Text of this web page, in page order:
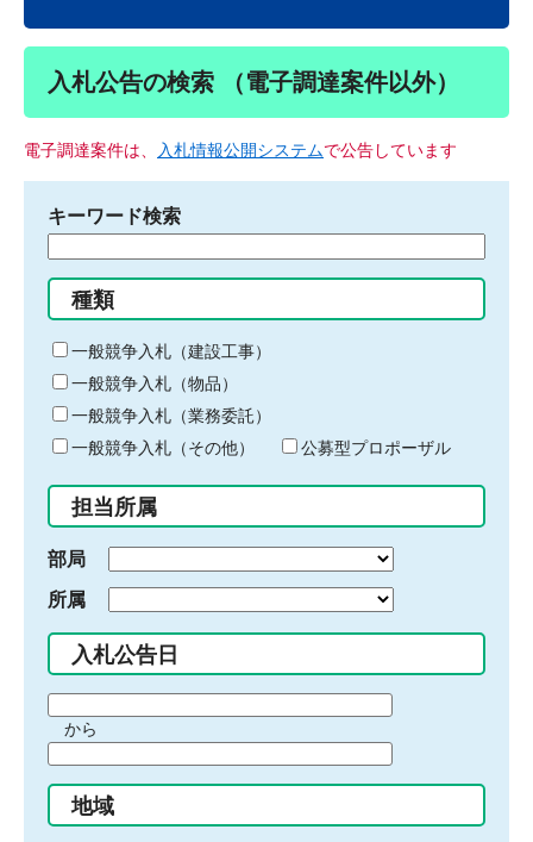
入札公告の検索 （電子調達案件以外）
電子調達案件は、 入札情報公開システムで公告しています
キーワード検索
る
キ
ー
ワ
ー
ド
入
力
種類
一般競争入札（建設工事）
一般競争入札（物品）
一般競争入札（業務委託）
一般競争入札（その他）
公募型プロポーザル
担当所属
部局
所属
入札公告日
間
始
り
から
間
終
地域